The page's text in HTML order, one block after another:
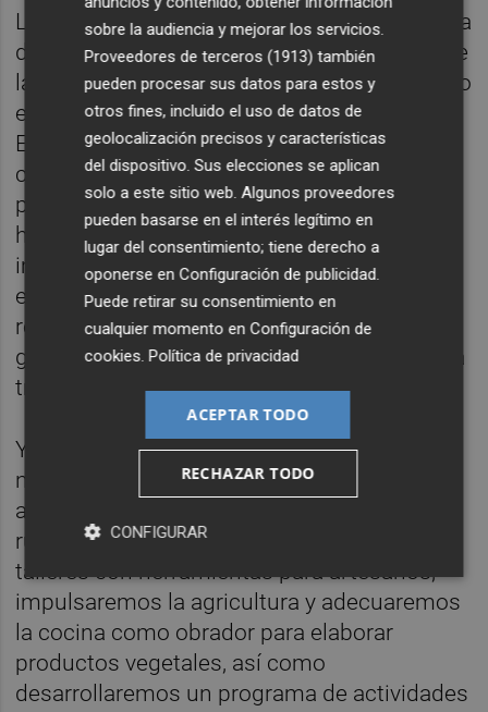
La idea de los actuales socios es potenciar la
diversificación de las actividades. El socio de
la cooperativa explica que ya se ha cambiado
el nombre y no es albergue sino Espacio de
Encuentros Rurales La Surera. Grégory
comenta que, “aunque se mantendrá una
parte de la actividad como alojamiento, se
ha diversificado el contenido del espacio a
imagen de la economía campesina. Así,
estamos desarrollando muchos proyectos
relacionados con el valor patrimonial, la
gestión cultural y artística, la producción y la
transformación de alimentos, entre otros”.
Y es que la idea de los actuales gestores es
no ser un albergue al uso, sino que el
alojamiento esté vinculado con la inmersión
rural. “Tenemos espacios habilitados para
talleres con herramientas para artesanos,
impulsaremos la agricultura y adecuaremos
la cocina como obrador para elaborar
productos vegetales, así como
desarrollaremos un programa de actividades
sobre la audiencia y mejorar los servicios.
Proveedores de terceros (1913) también
pueden procesar sus datos para estos y
otros fines, incluido el uso de datos de
geolocalización precisos y características
del dispositivo. Sus elecciones se aplican
solo a este sitio web. Algunos proveedores
pueden basarse en el interés legítimo en
lugar del consentimiento; tiene derecho a
oponerse enConfiguración de publicidad
Puede retirar su consentimiento en
cualquier momento enConfiguración de
cookies .Política de privacidad
ACEPTAR TODO
RECHAZAR TODO
CONFIGURAR